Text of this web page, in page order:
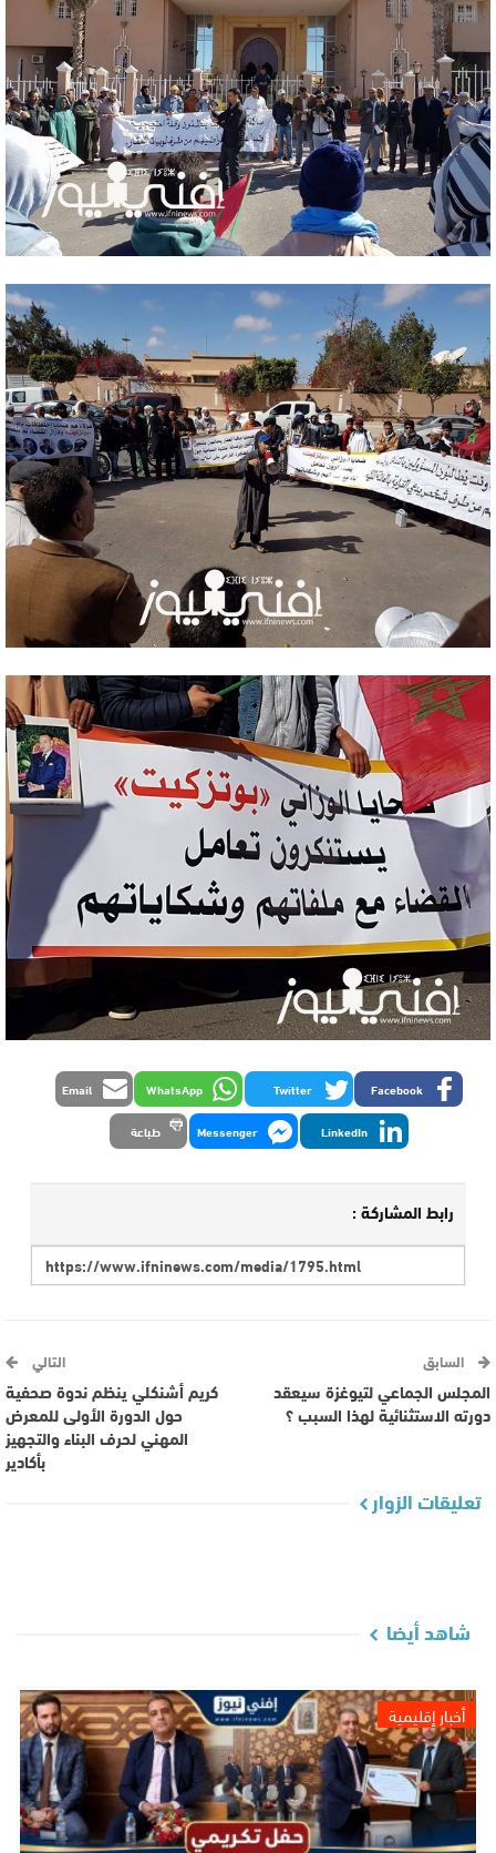
Facebook
Twitter
WhatsApp
Email
LinkedIn
Messenger طباعة
رابط المشاركة :
السابق
المجلس الجماعي لتيوغزة سيعقد
دورته الاستثنائية لهذا السبب ؟
التالي
كريم أشنكلي ينظم ندوة صحفية
حول الدورة الأولى للمعرض
المهني لحرف البناء والتجهيز
بأكادير
تعليقات الزوار
شاهد أيضا
أخبار إقليمية